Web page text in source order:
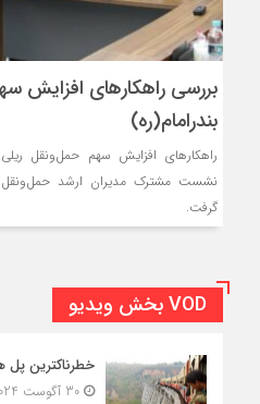
بررسی راهکارهای افزایش
بندرامام(ره)
راهکارهای افزایش سهم حمل‌ونقل ریلی
نشست مشترک مدیران ارشد حمل‌ونقل
گرفت.
VOD بخش ویدیو
خطرناکترین
30 آگوست 2024 - 17:00